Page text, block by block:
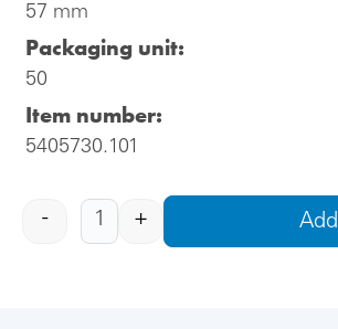
57 mm
Packaging unit:
50
Item number:
5405730.101
- + Add